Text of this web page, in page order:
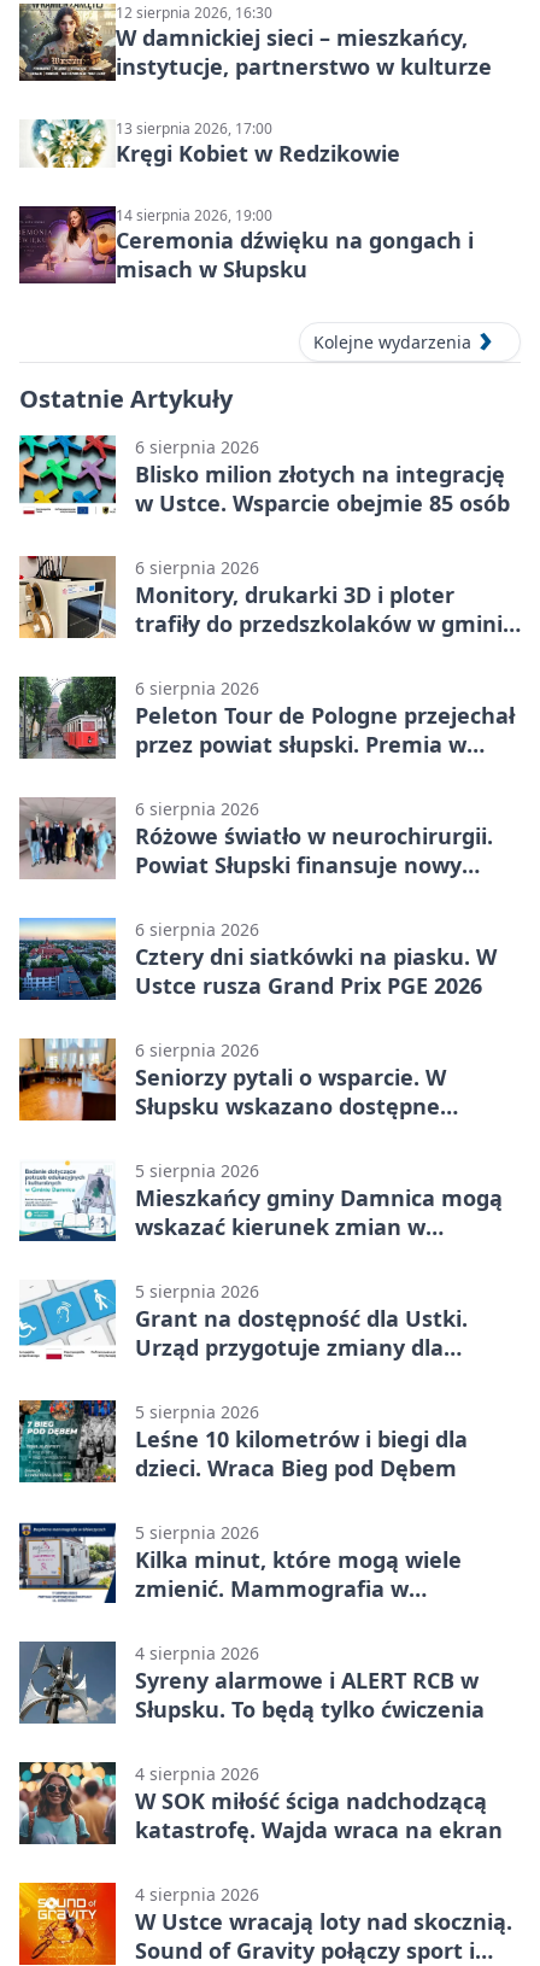
12 sierpnia 2026, 16:30
W damnickiej sieci – mieszkańcy,
instytucje, partnerstwo w kulturze
13 sierpnia 2026, 17:00
Kręgi Kobiet w Redzikowie
14 sierpnia 2026, 19:00
Ceremonia dźwięku na gongach i
misach w Słupsku
Kolejne wydarzenia
Ostatnie Artykuły
6 sierpnia 2026
Blisko milion złotych na integrację
w Ustce. Wsparcie obejmie 85 osób
6 sierpnia 2026
Monitory, drukarki 3D i ploter
trafiły do przedszkolaków w gminie
6 sierpnia 2026
Peleton Tour de Pologne przejechał
przez powiat słupski. Premia w
6 sierpnia 2026
Różowe światło w neurochirurgii.
Powiat Słupski finansuje nowy
6 sierpnia 2026
Cztery dni siatkówki na piasku. W
Ustce rusza Grand Prix PGE 2026
6 sierpnia 2026
Seniorzy pytali o wsparcie. W
Słupsku wskazano dostępne
5 sierpnia 2026
Mieszkańcy gminy Damnica mogą
wskazać kierunek zmian w
5 sierpnia 2026
Grant na dostępność dla Ustki.
Urząd przygotuje zmiany dla
5 sierpnia 2026
Leśne 10 kilometrów i biegi dla
dzieci. Wraca Bieg pod Dębem
5 sierpnia 2026
Kilka minut, które mogą wiele
zmienić. Mammografia w
4 sierpnia 2026
Syreny alarmowe i ALERT RCB w
Słupsku. To będą tylko ćwiczenia
4 sierpnia 2026
W SOK miłość ściga nadchodzącą
katastrofę. Wajda wraca na ekran
4 sierpnia 2026
W Ustce wracają loty nad skocznią.
Sound of Gravity połączy sport i